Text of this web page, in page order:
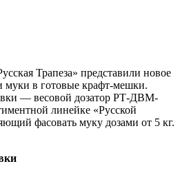
Трапеза» представили новое
муки в готовые крафт-мешки.
— весовой дозатор РТ-ДВМ-
линейке «Русской
фасовать муку дозами от 5 кг.